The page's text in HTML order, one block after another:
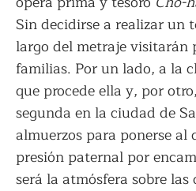
Sin decidirse a realizar un
largo del metraje visitarán
familias. Por un lado, a la
que procede ella y, por
segunda en la ciudad de
almuerzos para ponerse al
presión paternal por
será la atmósfera sobre las